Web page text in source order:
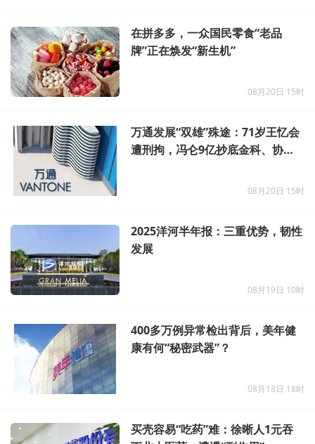
在拼多多，一众国民零食“老品
牌”正在焕发“新生机”
08月20日 15时
万通发展“双雄”殊途：71岁王忆会
遭刑拘，冯仑9亿抄底金科、协
08月20日 15时
2025洋河半年报：三重优势，韧性
发展
08月19日 10时
400多万例异常检出背后，美年健
康有何“秘密武器”？
08月18日 18时
买壳容易“吃药”难：徐晰人1元吞